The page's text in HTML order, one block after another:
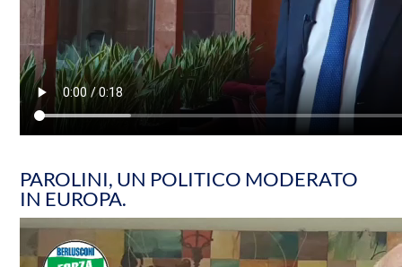
PAROLINI, UN POLITICO MODERATO
IN EUROPA.